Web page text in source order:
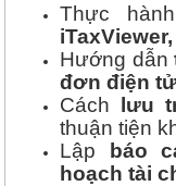
Thực
Hướng dẫn
đơn điện tử
Cách lưu
thuận tiện
Lập báo
hoạch tài